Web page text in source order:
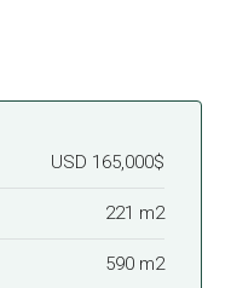
USD 165,000$
221 m2
590 m2